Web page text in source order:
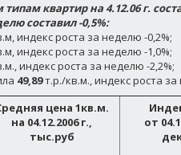
квартир на 4.12.06 г.
составил -0,5%:
индекс роста за неделю -0,2%;
индекс роста за неделю -1,0%;
индекс роста за неделю -2,2%;
49,89т.р./кв.м., индекс роста за
цена 1кв.м.
на 04.12.2006 г.,
тыс.руб
от